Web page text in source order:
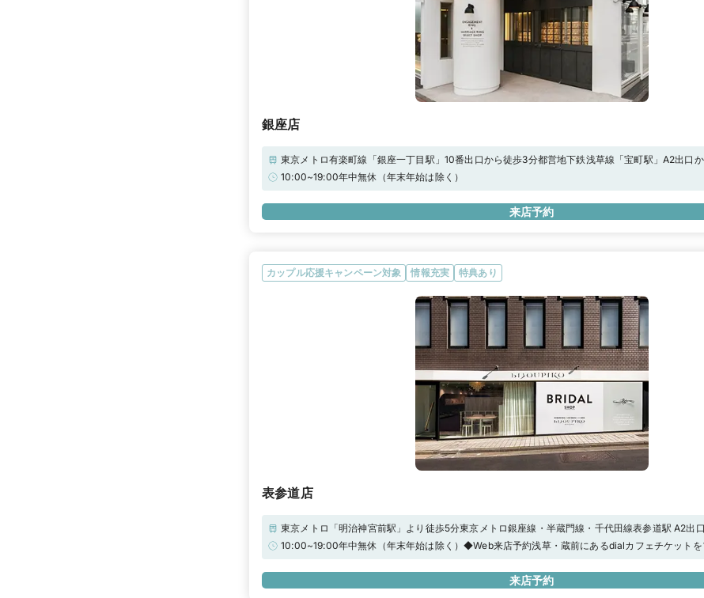
銀座店
東京メトロ有楽町線「銀座一丁目駅」10番出口から徒歩3分都営地下鉄浅草線「宝町駅」A2出口
ロ銀座線「京橋駅」3番出口から徒歩4分
10:00~19:00年中無休（年末年始は除く）
来店予約
カップル応援キャンペーン対象 情報充実 特典あり
表参道店
東京メトロ「明治神宮前駅」より徒歩5分東京メトロ銀座線・半蔵門線・千代田線表参道駅 A2出
道ヒルズの真裏
10:00~19:00年中無休（年末年始は除く）◆Web来店予約浅草・蔵前にあるdialカフェチケットを
来店予約